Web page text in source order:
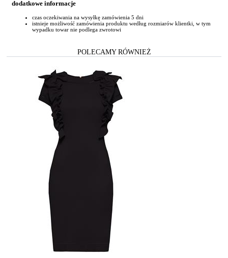
dodatkowe informacje
czas oczekiwania na wysyłkę zamówienia 5 dni
istnieje możliwość zamówienia produktu według rozmiarów klientki, w tym
wypadku towar nie podlega zwrotowi
POLECAMY RÓWNIEŻ